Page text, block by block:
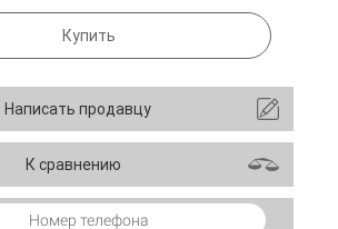
Купить
Написать продавцу
К сравнению